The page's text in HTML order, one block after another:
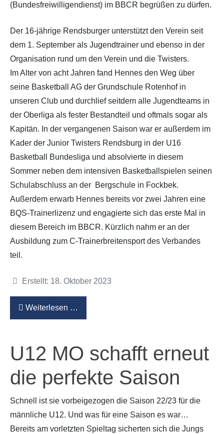
(Bundesfreiwilligendienst) im BBCR begrüßen zu dürfen.
Der 16-jährige Rendsburger unterstützt den Verein seit
dem 1. September als Jugendtrainer und ebenso in der
Organisation rund um den Verein und die Twisters.
Im Alter von acht Jahren fand Hennes den Weg über
seine Basketball AG der Grundschule Rotenhof in
unseren Club und durchlief seitdem alle Jugendteams in
der Oberliga als fester Bestandteil und oftmals sogar als
Kapitän. In der vergangenen Saison war er außerdem im
Kader der Junior Twisters Rendsburg in der U16
Basketball Bundesliga und absolvierte in diesem
Sommer neben dem intensiven Basketballspielen seinen
Schulabschluss an der Bergschule in Fockbek.
Außerdem erwarb Hennes bereits vor zwei Jahren eine
BQS-Trainerlizenz und engagierte sich das erste Mal in
diesem Bereich im BBCR. Kürzlich nahm er an der
Ausbildung zum C-Trainerbreitensport des Verbandes
teil.
Details
Erstellt: 18. Oktober 2023
Weiterlesen …
U12 MO schafft erneut
die perfekte Saison
Schnell ist sie vorbeigezogen die Saison 22/23 für die
männliche U12. Und was für eine Saison es war…
Bereits am vorletzten Spieltag sicherten sich die Jungs